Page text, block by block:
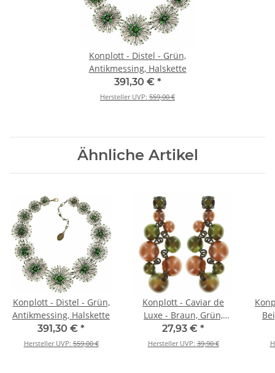
Konplott - Distel - Grün,
Antikmessing, Halskette
391,30 € *
Hersteller UVP: 559,00 €
Ähnliche Artikel
Konplott - Distel - Grün,
Antikmessing, Halskette
391,30 € *
Hersteller UVP:559,00 €
Konplott - Caviar de
Luxe - Braun, Grün,
Antikmessing, Ohrringe
mit Stecker und
27,93 € *
Hersteller UVP:39,90 €